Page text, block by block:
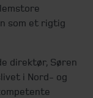
som et rigtig
direktør, Søren
i Nord- og